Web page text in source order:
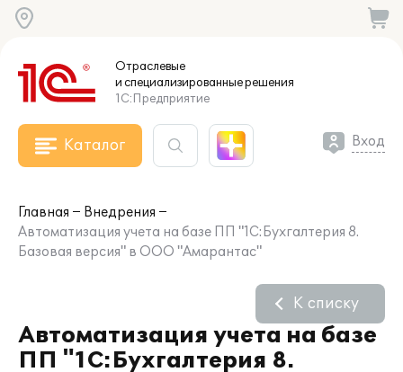
Отраслевые
и специализированныерешения
1С:Предприятие
Каталог Вход
Главная
Внедрения
Автоматизация учета на базе ПП "1С:Бухгалтерия 8.
Базовая версия" в ООО "Амарантас"
Автоматизация учета на базе
ПП "1С:Бухгалтерия 8.
К списку